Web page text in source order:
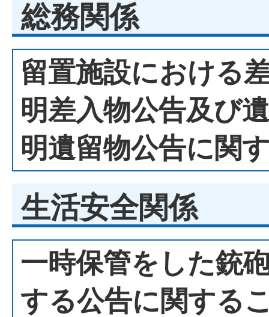
総務関係
留置施設における
明差入物公告及び
明遺留物公告に関
生活安全関係
一時保管をした銃
する公告に関する